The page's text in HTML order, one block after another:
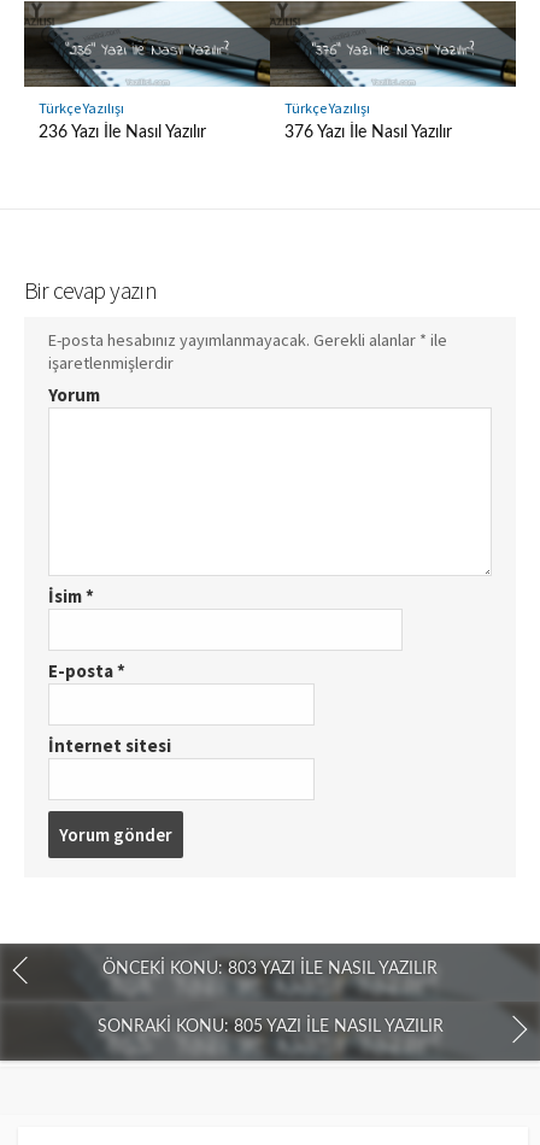
Türkçe Yazılışı
236 Yazı İle Nasıl Yazılır
Türkçe Yazılışı
376 Yazı İle Nasıl Yazılır
Bir cevap yazın
E-posta hesabınız yayımlanmayacak. Gerekli alanlar * ile
işaretlenmişlerdir
Yorum
İsim*
E-posta*
İnternet sitesi
ÖNCEKI KONU: 803 YAZI İLE NASIL YAZILIR
SONRAKI KONU: 805 YAZI İLE NASIL YAZILIR